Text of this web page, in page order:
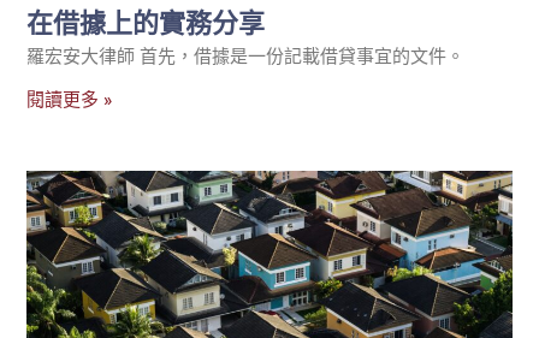
在借據上的實務分享
羅宏安大律師 首先，借據是一份記載借貸事宜的文件。
閱讀更多 »